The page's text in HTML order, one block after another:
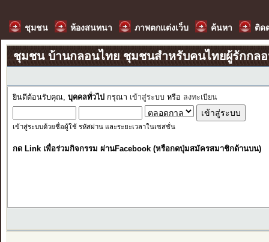
ชุมชน ห้องสนทนา ภาพตกแต่งเว็บ ค้นหา ติด
ชุมชน บ้านกลอนไทย ชุมชนสำหรับคนไทยผู้รักกล
ยินดีต้อนรับคุณ, บุคคลทั่วไป กรุณา เข้าสู่ระบบ หรือ ลงทะเบียน
เข้าสู่ระบบด้วยชื่อผู้ใช้ รหัสผ่าน และระยะเวลาในเซสชั่น
กด Link เพื่อร่วมกิจกรรม ผ่านFacebook (หรือกดปุ่มสมัครสมาชิกด้านบน)